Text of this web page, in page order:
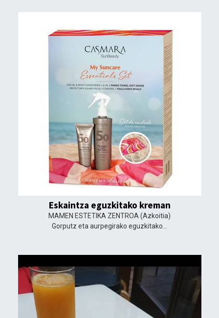
Eskaintza eguzkitako kreman
MAMEN ESTETIKA ZENTROA (Azkoitia)
Gorputz eta aurpegirako eguzkitako…